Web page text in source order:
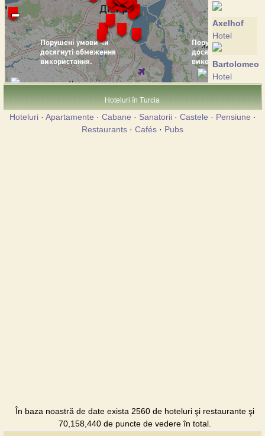
Axelhof
Hotel
Bartolomeo
Hotel
Gold Fish
Hotel
SunRay
Hoteluri în Turcia
Hoteluri· Apartamente · Cabane · Sanatorii· Castele · Pensiune ·
Restaurants · Cafés · Pubs
În baza noastră de date exista 2560 de hoteluri şi restaurante şi
70,158,440 de puncte de vedere în total.